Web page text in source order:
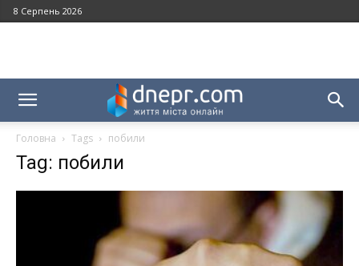
8 Серпень 2026
Головна Tags побили
Tag: побили